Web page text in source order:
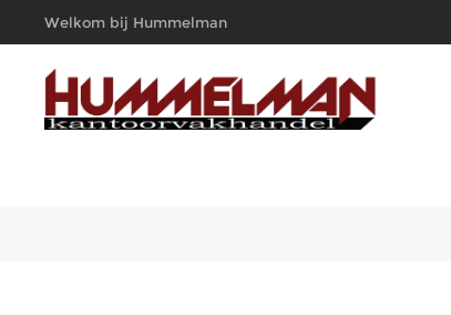
Welkom bij Hummelman
Kantoorvakhandel